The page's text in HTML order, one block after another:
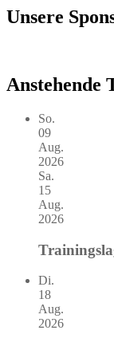
Unsere
Anstehende
So.
09
Aug.
2026
Sa.
15
Aug.
2026
Di.
18
Aug.
2026